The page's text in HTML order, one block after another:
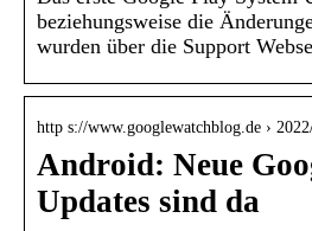
beziehungsweise die
wurden über die Support
http s://www.googlewatchblog.de ›
Android: Neue
Updates sind da